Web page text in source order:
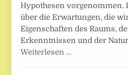
Hypothesen vorgenommen.
über die Erwartungen, die
Eigenschaften des Raums,
Erkenntnissen und der
Weiterlesen …